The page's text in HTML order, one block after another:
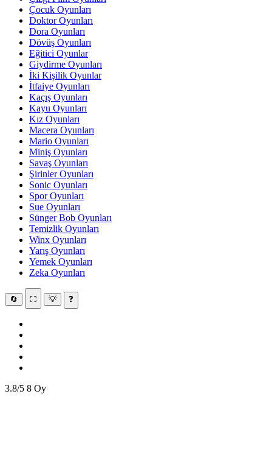
Çocuk Oyunları
Doktor Oyunları
Dora Oyunları
Dövüş Oyunları
Eğitici Oyunlar
Giydirme Oyunları
İki Kişilik Oyunlar
İtfaiye Oyunları
Kaçış Oyunları
Kayu Oyunları
Kız Oyunları
Macera Oyunları
Mario Oyunları
Miniş Oyunları
Savaş Oyunları
Şirinler Oyunları
Sonic Oyunları
Spor Oyunları
Sue Oyunları
Sünger Bob Oyunları
Temizlik Oyunları
Winx Oyunları
Yarış Oyunları
Yemek Oyunları
Zeka Oyunları
🔄 ⛶ 💡 ❓
3.8/5 8 Oy